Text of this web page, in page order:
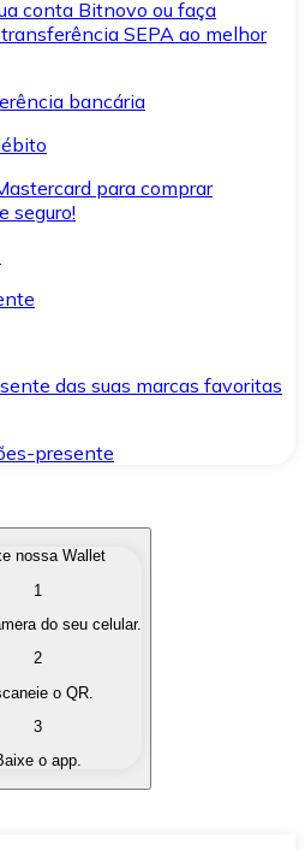
conta Bitnovo ou faça
SEPA ao melhor
bancária
para comprar
seguro!
das suas marcas favoritas
presente
de seu interesse de forma
em moeda fiduciária
por outra
nossa Wallet
1
do seu celular.
2
o QR.
3
o app.